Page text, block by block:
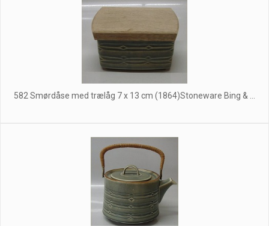
582 Smørdåse med trælåg 7 x 13 cm (1864)Stoneware Bing & ...